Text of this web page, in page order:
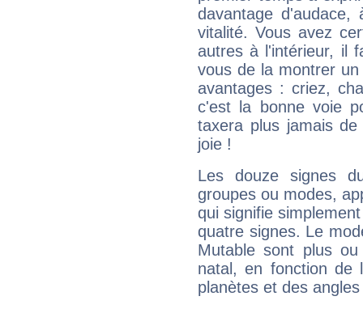
davantage
vitalité. Vous avez
autres à l'intérieur, il
vous de la montrer
avantages : criez,
c'est la bonne voie
taxera plus jamais
joie !
Les douze signes
groupes ou modes,
qui signifie
quatre signes. Le
Mutable sont plus
natal, en fonction de
planètes et des